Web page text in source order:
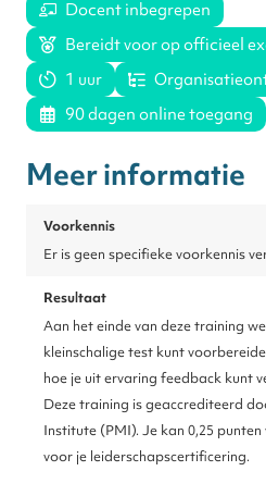
Docent inbegrepen
Bereidt voor op officieel
1 uur
90 dagen online toegang
Meer informatie
Voorkennis
Er is geen specifieke voorkennis
Resultaat
Aan het einde van deze training
kleinschalige test kunt
hoe je uit ervaring feedback kunt
Deze training is geaccrediteerd
Institute (PMI). Je kan 0,25
voor je leiderschapscertificering.